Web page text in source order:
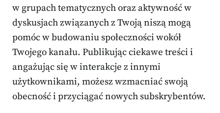
w grupach tematycznych oraz aktywność w
dyskusjach związanych z Twoją niszą mogą
pomóc w budowaniu społeczności wokół
Twojego kanału. Publikując ciekawe treści i
angażując się w interakcje z innymi
użytkownikami, możesz wzmacniać swoją
obecność i przyciągać nowych subskrybentów.